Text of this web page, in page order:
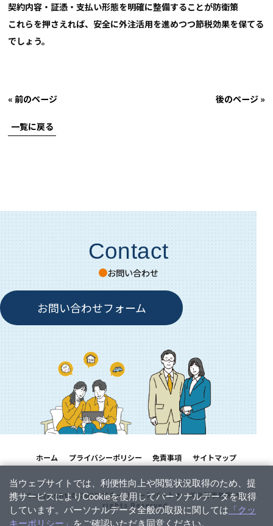
契約内容・証憑・支払い形態を明確に整備することが防衛策
これらを押さえれば、 安全に外注活用を進めつつ節税効果を保てる
でしょう。
« 前のページ 後のページ »
一覧に戻る
Contact
お問い合わせ
お問い合わせフォーム
ホーム プライバシーポリシー 免責事項 サイトマップ
Copyright © 2025 マネーサポートパートナーズ会計事務所 All
rights Reserved.